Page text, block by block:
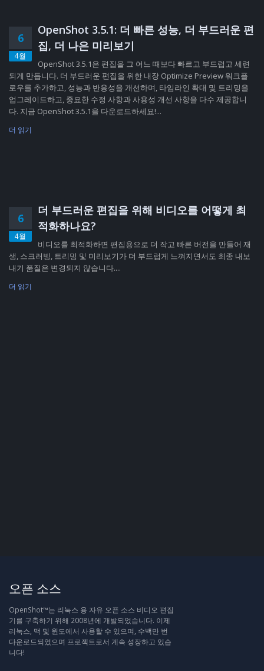
6
4월
OpenShot 3.5.1: 더 빠른 성능, 더 부드러운 편
집, 더 나은 미리보기
OpenShot 3.5.1은 편집을 그 어느 때보다 빠르고 부드럽고 세련
되게 만듭니다. 더 부드러운 편집을 위한 내장 Optimize Preview 워크플
로우를 추가하고, 성능과 반응성을 개선하며, 타임라인 확대 및 트리밍을
업그레이드하고, 중요한 수정 사항과 사용성 개선 사항을 다수 제공합니
다. 지금 OpenShot 3.5.1을 다운로드하세요!...
더 읽기
6
4월
더 부드러운 편집을 위해 비디오를 어떻게 최
적화하나요?
비디오를 최적화하면 편집용으로 더 작고 빠른 버전을 만들어 재
생, 스크러빙, 트리밍 및 미리보기가 더 부드럽게 느껴지면서도 최종 내보
내기 품질은 변경되지 않습니다....
더 읽기
오픈 소스
OpenShot™는 리눅스 용 자유 오픈 소스 비디오 편집
기를 구축하기 위해 2008년에 개발되었습니다. 이제
리눅스, 맥 및 윈도에서 사용할 수 있으며, 수백만 번
다운로드되었으며 프로젝트로서 계속 성장하고 있습
니다!